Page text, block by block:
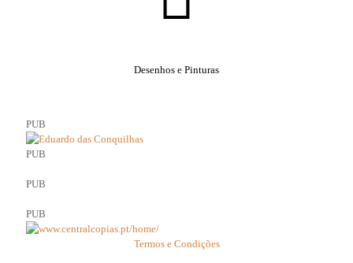
Desenhos e Pinturas
PUB
PUB
PUB
PUB
Termos e Condições